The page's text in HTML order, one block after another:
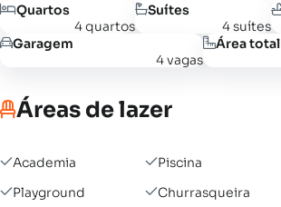
Quartos
4 quartos
Suítes
4 suítes
Garagem
4 vagas
Área total
Áreas de lazer
Academia
Piscina
Playground
Churrasqueira